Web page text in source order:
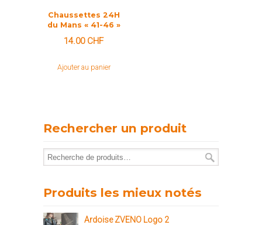
Chaussettes 24H
du Mans « 41-46 »
14.00 CHF
Ajouter au panier
Rechercher un produit
Produits les mieux notés
Ardoise ZVENO Logo 2